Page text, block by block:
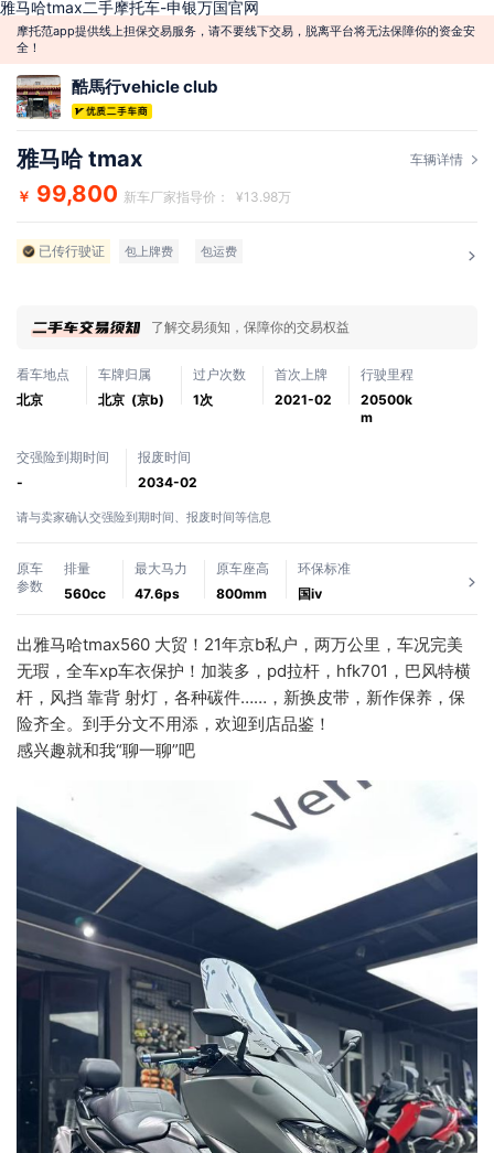
雅马哈tmax二手摩托车-申银万国官网
摩托范app提供线上担保交易服务，请不要线下交易，脱离平台将无法保障你的资金安
全！
酷馬行vehicle club
雅马哈 tmax 车辆详情
￥ 99,800 新车厂家指导价： ¥13.98万
已传行驶证 包上牌费 包运费
了解交易须知，保障你的交易权益
看车地点
北京
车牌归属
北京 (京b)
过户次数
1次
首次上牌
2021-02
行驶里程
20500k
m
交强险到期时间
-
报废时间
2034-02
请与卖家确认交强险到期时间、报废时间等信息
原车
参数
排量
560cc
最大马力
47.6ps
原车座高
800mm
环保标准
国ⅳ
出雅马哈tmax560 大贸！21年京b私户，两万公里，车况完美
无瑕，全车xp车衣保护！加装多，pd拉杆，hfk701，巴风特横
杆，风挡 靠背 射灯，各种碳件……，新换皮带，新作保养，保
险齐全。到手分文不用添，欢迎到店品鉴！
感兴趣就和我“聊一聊”吧